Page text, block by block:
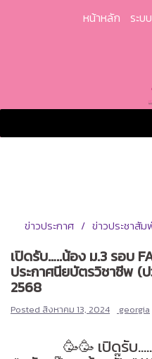
หน้าหลัก ระบ
ข่าวประกาศ ข่าวประชาสั
เปิดรับ…..น้อง ม.3 รอบ
ประกาศนียบัตรวิชาชีพ (
2568
Posted สิงหาคม 13, 2024 georgia
🥳🥳 เปิดรับ